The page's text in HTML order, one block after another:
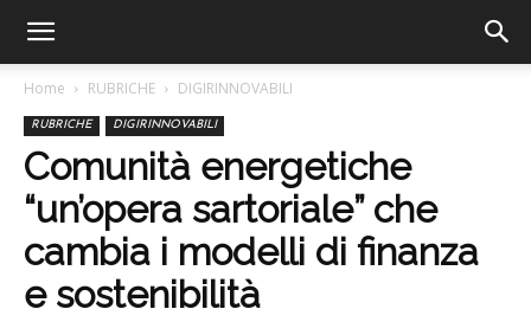
Home RUBRICHE DIGIRINNOVABILI
RUBRICHE DIGIRINNOVABILI
Comunità energetiche
“un’opera sartoriale” che
cambia i modelli di finanza
e sostenibilità